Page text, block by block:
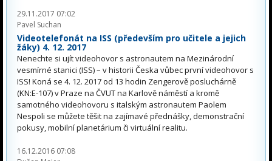
29.11.2017 07:02
Pavel Suchan
Videotelefonát na ISS (především pro učitele a jejich
žáky) 4. 12. 2017
Nenechte si ujít videohovor s astronautem na Mezinárodní
vesmírné stanici (ISS) – v historii Česka vůbec první videohovor s
ISS! Koná se 4. 12. 2017 od 13 hodin Zengerově posluchárně
(KN:E-107) v Praze na ČVUT na Karlově náměstí a kromě
samotného videohovoru s italským astronautem Paolem
Nespoli se můžete těšit na zajímavé přednášky, demonstrační
pokusy, mobilní planetárium či virtuální realitu.
16.12.2016 07:08